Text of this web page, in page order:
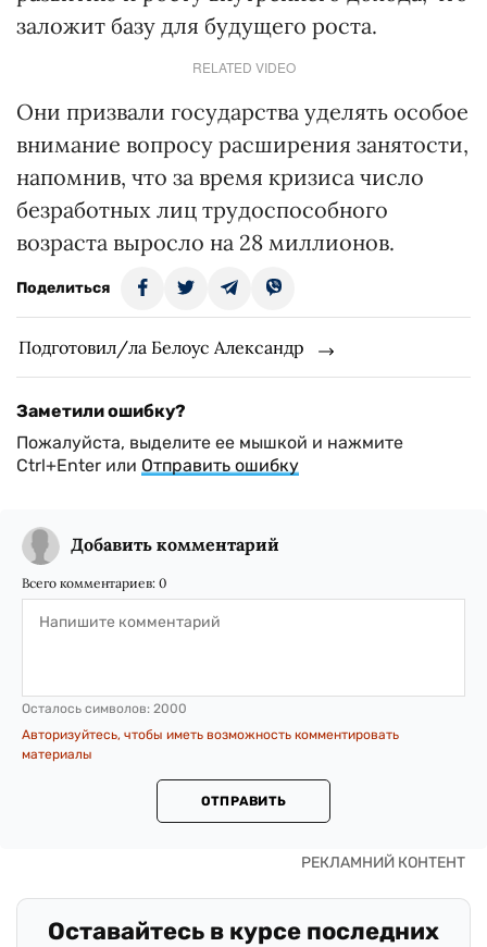
заложит базу для будущего роста.
RELATED VIDEO
Они призвали государства уделять особое
внимание вопросу расширения занятости,
напомнив, что за время кризиса число
безработных лиц трудоспособного
возраста выросло на 28 миллионов.
Поделиться
Подготовил/ла Белоус Александр
Заметили ошибку?
Пожалуйста, выделите ее мышкой и нажмите
Ctrl+Enter или Отправить ошибку
Добавить комментарий
Всего комментариев: 0
Осталось символов: 2000
Авторизуйтесь, чтобы иметь возможность комментировать
материалы
ОТПРАВИТЬ
Оставайтесь в курсе последних